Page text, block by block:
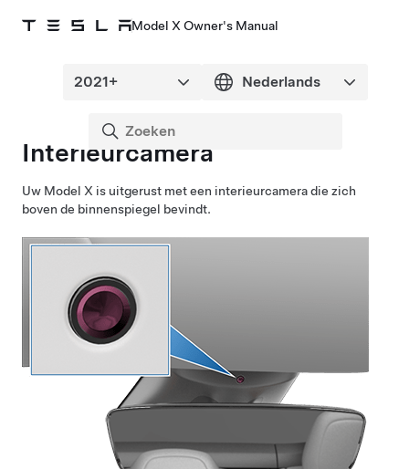
Model X Owner's Manual
Interieurcamera
Uw Model X is uitgerust met een interieurcamera die zich
boven de binnenspiegel bevindt.